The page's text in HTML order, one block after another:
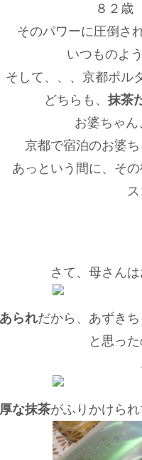
８２歳
そのパワーに圧倒さ
いつものよう
そして、、、京都ポル
どちらも、 抹茶
お婆ちゃ
京都で宿泊のお婆ち
あっという間に、そ
さて、母さんは
あられだから、あずき
と思っ
な抹茶がふりかけら